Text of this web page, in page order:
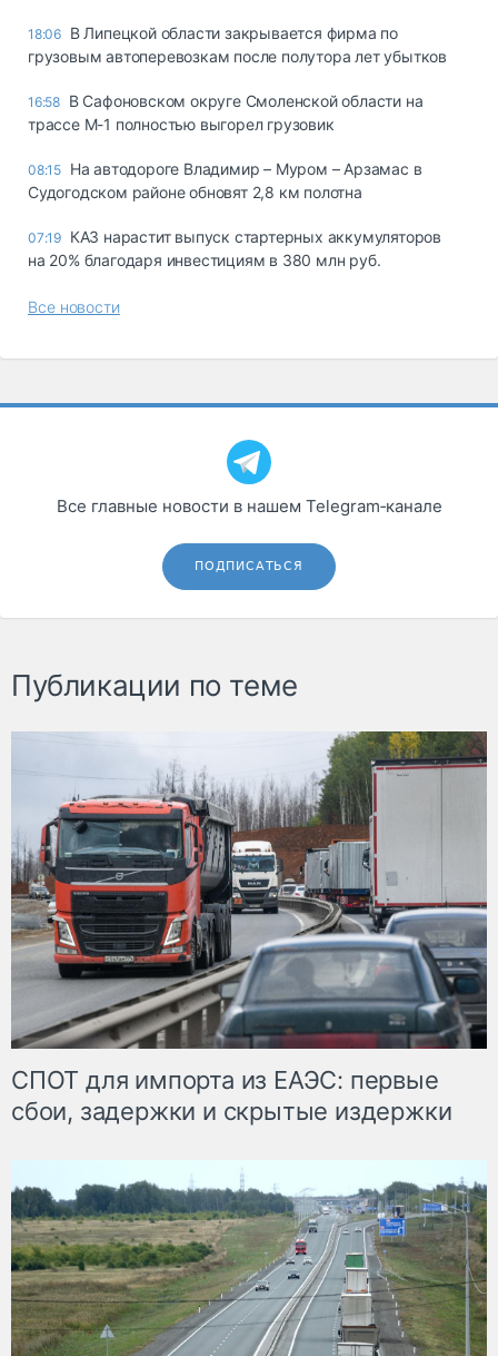
18:06 В Липецкой области закрывается фирма по
грузовым автоперевозкам после полутора лет убытков
16:58 В Сафоновском округе Смоленской области на
трассе М-1 полностью выгорел грузовик
08:15 На автодороге Владимир – Муром – Арзамас в
Судогодском районе обновят 2,8 км полотна
07:19 КАЗ нарастит выпуск стартерных аккумуляторов
на 20% благодаря инвестициям в 380 млн руб.
Все новости
Все главные новости в нашем Telegram‑канале
ПОДПИСАТЬСЯ
Публикации по теме
СПОТ для импорта из ЕАЭС: первые
сбои, задержки и скрытые издержки